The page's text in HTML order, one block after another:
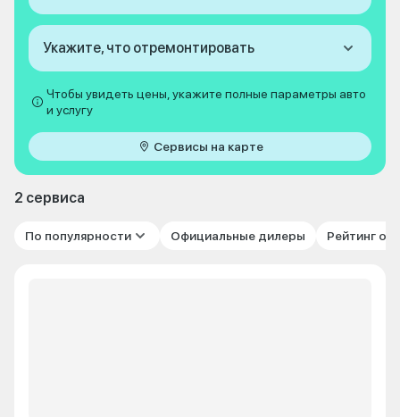
Укажите, что отремонтировать
Чтобы увидеть цены, укажите полные параметры авто
и услугу
Сервисы на карте
2 сервиса
По популярности Официальные дилеры Рейтинг